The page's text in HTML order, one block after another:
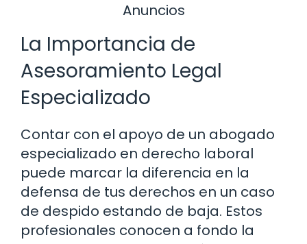
Anuncios
La Importancia de
Asesoramiento Legal
Especializado
Contar con el apoyo de un abogado
especializado en derecho laboral
puede marcar la diferencia en la
defensa de tus derechos en un caso
de despido estando de baja. Estos
profesionales conocen a fondo la